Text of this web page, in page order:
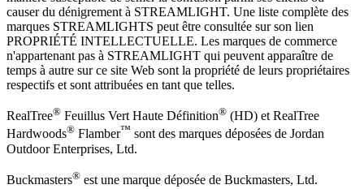
causer du dénigrement à STREAMLIGHT. Une liste complète des
marques STREAMLIGHTS peut être consultée sur son lien
PROPRIÉTÉ INTELLECTUELLE. Les marques de commerce
n'appartenant pas à STREAMLIGHT qui peuvent apparaître de
temps à autre sur ce site Web sont la propriété de leurs propriétaires
respectifs et sont attribuées en tant que telles.
RealTree® Feuillus Vert Haute Définition® (HD) et RealTree
Hardwoods® Flamber™ sont des marques déposées de Jordan
Outdoor Enterprises, Ltd.
Buckmasters® est une marque déposée de Buckmasters, Ltd.